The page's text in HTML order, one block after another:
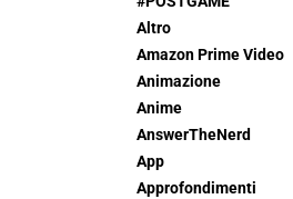
Altro
Amazon Prime Video
Animazione
Anime
AnswerTheNerd
App
Approfondimenti